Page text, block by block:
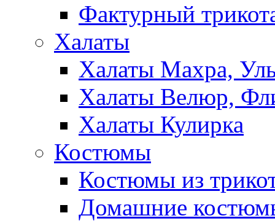
Фактурный
Халаты
Халаты Махра,
Халаты Велюр,
Халаты Кулирка
Костюмы
Костюмы из
Домашние